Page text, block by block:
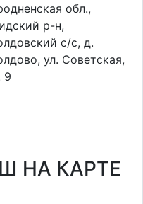
обл.,
р-н,
с/с, д.
ул. Советская,
9
НА КАРТЕ